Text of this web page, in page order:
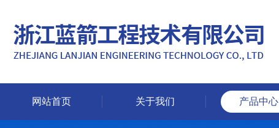
网站首页 关于我们 产品中心